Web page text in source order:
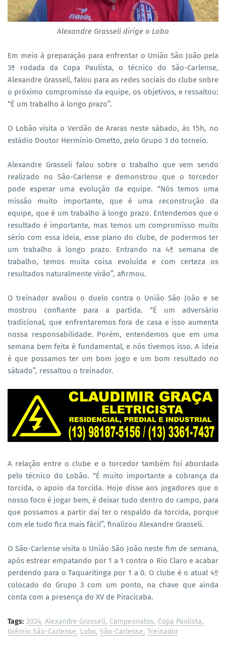
Alexandre Grasseli dirige o Lobo
Em meio à preparação para enfrentar o União São João pela
3ª rodada da Copa Paulista, o técnico do São-Carlense,
Alexandre Grasseli, falou para as redes sociais do clube sobre
o próximo compromisso da equipe, os objetivos, e ressaltou:
“É um trabalho à longo prazo”.
O Lobão visita o Verdão de Araras neste sábado, às 15h, no
estádio Doutor Hermínio Ometto, pelo Grupo 3 do torneio.
Alexandre Grasseli falou sobre o trabalho que vem sendo
realizado no São-Carlense e demonstrou que o torcedor
pode esperar uma evolução da equipe. “Nós temos uma
missão muito importante, que é uma reconstrução da
equipe, que é um trabalho à longo prazo. Entendemos que o
resultado é importante, mas temos um compromisso muito
sério com essa ideia, esse plano do clube, de podermos ter
um trabalho à longo prazo. Entrando na 4ª semana de
trabalho, temos muita coisa evoluída e com certeza os
resultados naturalmente virão”, afirmou.
O treinador avaliou o duelo contra o União São João e se
mostrou confiante para a partida. “É um adversário
tradicional, que enfrentaremos fora de casa e isso aumenta
nossa responsabilidade. Porém, entendemos que em uma
semana bem feita é fundamental, e nós tivemos isso. A ideia
é que possamos ter um bom jogo e um bom resultado no
sábado”, ressaltou o treinador.
A relação entre o clube e o torcedor também foi abordada
pelo técnico do Lobão. “É muito importante a cobrança da
torcida, o apoio da torcida. Hoje disse aos jogadores que o
nosso foco é jogar bem, é deixar tudo dentro do campo, para
que possamos a partir daí ter o respaldo da torcida, porque
com ele tudo fica mais fácil”, finalizou Alexandre Grasseli.
O São-Carlense visita o União São João neste fim de semana,
após estrear empatando por 1 a 1 contra o Rio Claro e acabar
perdendo para o Taquaritinga por 1 a 0. O clube é o atual 4º
colocado do Grupo 3 com um ponto, na chave que ainda
conta com a presença do XV de Piracicaba.
Tags: 2024 Alexandre Grasseli Campeonatos Copa Paulista
Grêmio São-Carlense Lobo São-Carlense Treinador